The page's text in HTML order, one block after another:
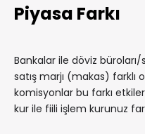
Piyasa Farkı
Bankalar ile döviz
satış marjı (makas) farklı
komisyonlar bu farkı
kur ile fiili işlem kurunuz